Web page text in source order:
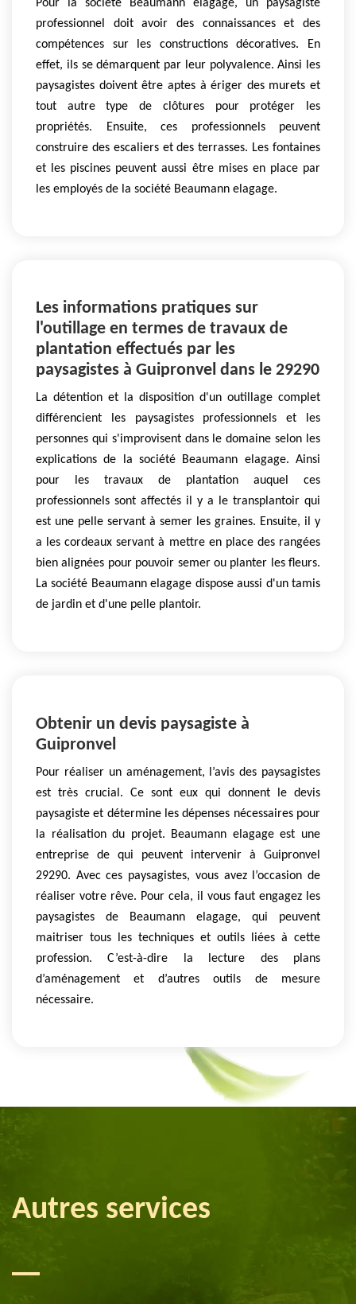
Pour la société Beaumann elagage, un paysagiste
professionnel doit avoir des connaissances et des
compétences sur les constructions décoratives. En
effet, ils se démarquent par leur polyvalence. Ainsi les
paysagistes doivent être aptes à ériger des murets et
tout autre type de clôtures pour protéger les
propriétés. Ensuite, ces professionnels peuvent
construire des escaliers et des terrasses. Les fontaines
et les piscines peuvent aussi être mises en place par
les employés de la société Beaumann elagage.
Les informations pratiques sur
l'outillage en termes de travaux de
plantation effectués par les
paysagistes à Guipronvel dans le 29290
La détention et la disposition d'un outillage complet
différencient les paysagistes professionnels et les
personnes qui s'improvisent dans le domaine selon les
explications de la société Beaumann elagage. Ainsi
pour les travaux de plantation auquel ces
professionnels sont affectés il y a le transplantoir qui
est une pelle servant à semer les graines. Ensuite, il y
a les cordeaux servant à mettre en place des rangées
bien alignées pour pouvoir semer ou planter les fleurs.
La société Beaumann elagage dispose aussi d'un tamis
de jardin et d'une pelle plantoir.
Obtenir un devis paysagiste à
Guipronvel
Pour réaliser un aménagement, l’avis des paysagistes
est très crucial. Ce sont eux qui donnent le devis
paysagiste et détermine les dépenses nécessaires pour
la réalisation du projet. Beaumann elagage est une
entreprise de qui peuvent intervenir à Guipronvel
29290. Avec ces paysagistes, vous avez l’occasion de
réaliser votre rêve. Pour cela, il vous faut engagez les
paysagistes de Beaumann elagage, qui peuvent
maitriser tous les techniques et outils liées à cette
profession. C’est-à-dire la lecture des plans
d’aménagement et d’autres outils de mesure
nécessaire.
Autres services